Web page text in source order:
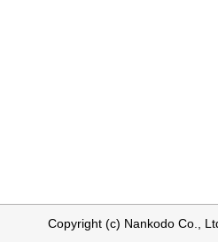
Copyright (c) Nankodo Co.,